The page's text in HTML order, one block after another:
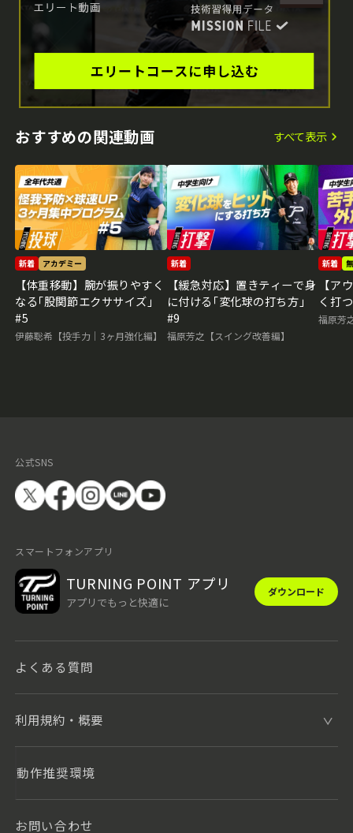
おすすめの関連動画 すべて表示
新着 アカデミー
【体重移動】腕が振りやすく
なる｢股関節エクササイズ｣
#5
伊藤聡希【投手力｜3ヶ月強化編】
新着
【緩急対応】置きティーで身
に付ける｢変化球の打ち方｣
#9
福原芳之【スイング改善編】
新着
【ア
く打
福原芳
公式SNS
スマートフォンアプリ
TURNING POINT アプリ
アプリでもっと快適に
ダウンロード
よくある質問
利用規約・概要
動作推奨環境
お問い合わせ